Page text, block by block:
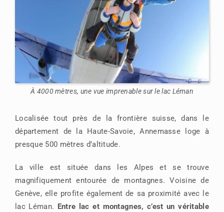
À 4000 mètres, une vue imprenable sur le lac Léman
Localisée tout près de la frontière suisse, dans le
département de la Haute-Savoie, Annemasse loge à
presque 500 mètres d’altitude.
La ville est située dans les Alpes et se trouve
magnifiquement entourée de montagnes. Voisine de
Genève, elle profite également de sa proximité avec le
lac Léman.
Entre lac et montagnes, c’est un véritable